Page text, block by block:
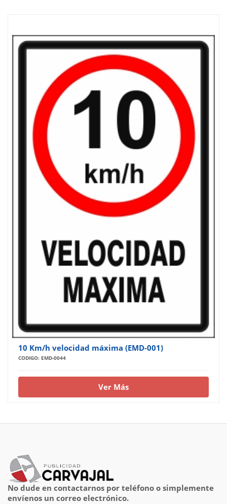
10 Km/h velocidad máxima (EMD-001)
CODIGO: EMD-0044
Ver Más
No dude en contactarnos por teléfono o simplemente
envíenos un correo electrónico.